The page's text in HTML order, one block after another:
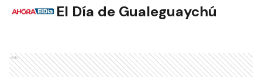
El Día de Gualeguaychú
Ads